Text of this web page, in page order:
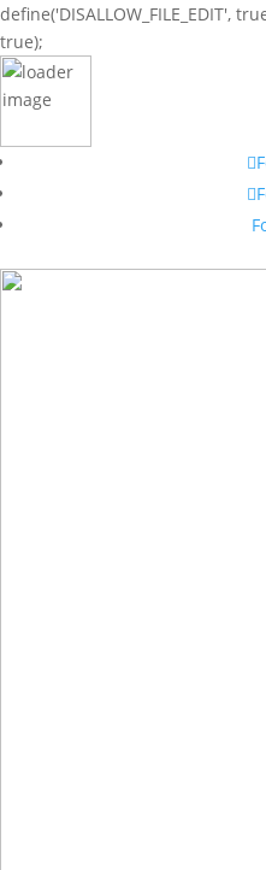
define('DISALLOW_FILE_EDIT',
true);